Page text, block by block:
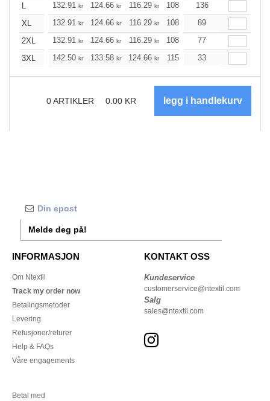
L
132.91 kr 124.66 kr 116.29 kr 108.04 kr 99.68
136
XL
132.91 kr 124.66 kr 116.29 kr 108.04
89
2XL
132.91 kr 124.66 kr 116.29 kr 108.04
77
3XL
142.50 kr 133.58 kr 124.66 kr 115.85 106.93
33
0ARTIKLER 0.00 KR
Melde deg på!
INFORMASJON
Om Ntextil
Track my order now
Betalingsmetoder
Levering
Refusjoner/returer
Help & FAQs
Våre engagements
KONTAKT OSS
Kundeservice
customerservice@ntextil.com
Salg
sales@ntextil.com
Betal med